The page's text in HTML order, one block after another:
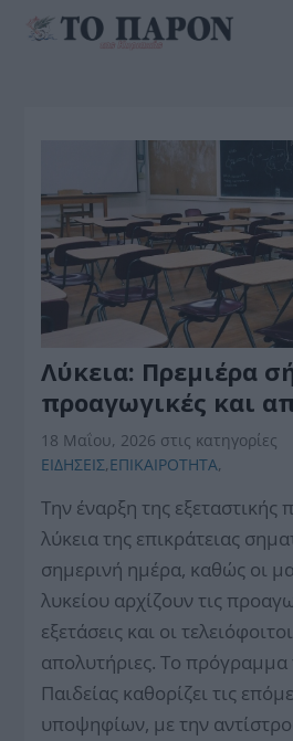
Λύκεια: Πρεμιέρα
προαγωγικές και
18 Μαΐου, 2026 στις κατηγορίες
ΕΙΔΗΣΕΙΣ,ΕΠΙΚΑΙΡΟΤΗΤΑ,
Την έναρξη της εξεταστικής
λύκεια της επικράτειας
σημερινή ημέρα, καθώς οι
λυκείου αρχίζουν τις
εξετάσεις και οι
απολυτήριες. Το πρόγραμμα
Παιδείας καθορίζει τις
υποψηφίων, με την